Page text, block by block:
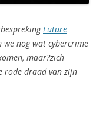
Future
we nog wat cybercrime
maar?zich
rode draad van zijn